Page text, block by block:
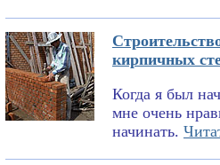
кирпичных
Когда я был
мне очень
начинать.